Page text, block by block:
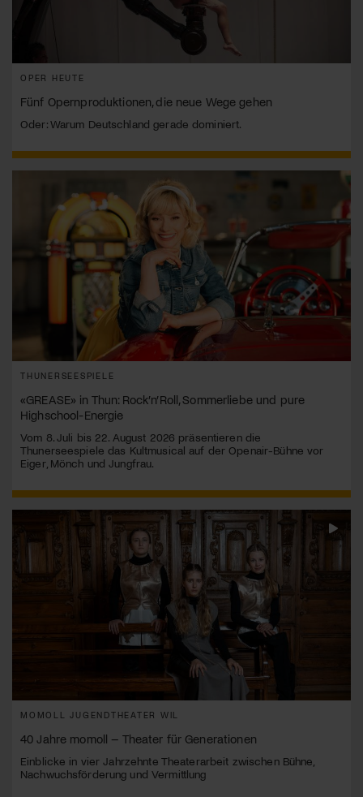
OPER HEUTE
Fünf Opernproduktionen, die neue Wege gehen
Oder: Warum Deutschland gerade dominiert.
THUNERSEESPIELE
«GREASE» in Thun: Rock’n’Roll, Sommerliebe und pure
Highschool-Energie
Vom 8. Juli bis 22. August 2026 präsentieren die
Thunerseespiele das Kultmusical auf der Openair-Bühne vor
Eiger, Mönch und Jungfrau.
MOMOLL JUGENDTHEATER WIL
40 Jahre momoll – Theater für Generationen
Einblicke in vier Jahrzehnte Theaterarbeit zwischen Bühne,
Nachwuchsförderung und Vermittlung